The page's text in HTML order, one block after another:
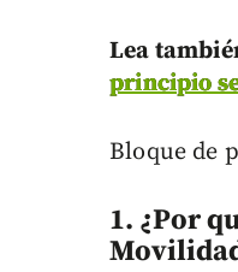
Lea
principio
Bloque de
1. ¿Por